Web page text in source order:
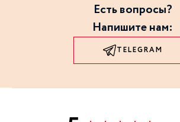
Есть вопросы?
Напишите нам:
TELEGRAM